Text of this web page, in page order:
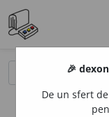
🎉
De un sfert